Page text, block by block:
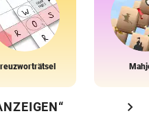
chevron_right